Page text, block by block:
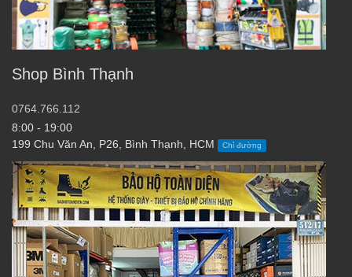
Shop Bình Thạnh
0764.766.112
8:00 - 19:00
199 Chu Văn An, P26, Bình Thạnh, HCM
Chỉ đường